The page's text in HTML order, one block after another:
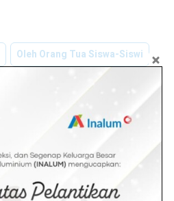
Oleh Orang Tua Siswa-Siswi